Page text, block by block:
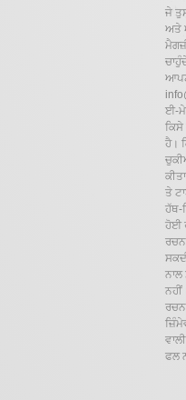
ਜੇ
ਅਤੇ
ਈ-
ਕਿਸੇ
ਹੈ।
ਤੇ
ਹੱਥ-
ਹੋਈ
ਨਾਲ
ਫਲ